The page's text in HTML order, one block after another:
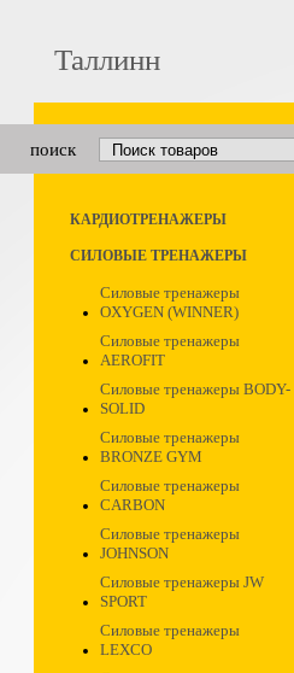
Таллинн
поиск
КАРДИОТРЕНАЖЕРЫ
СИЛОВЫЕ ТРЕНАЖЕРЫ
Силовые тренажеры
OXYGEN (WINNER)
Силовые тренажеры
AEROFIT
Силовые тренажеры BODY-
SOLID
Силовые тренажеры
BRONZE GYM
Силовые тренажеры
CARBON
Силовые тренажеры
JOHNSON
Силовые тренажеры JW
SPORT
Силовые тренажеры
LEXCO